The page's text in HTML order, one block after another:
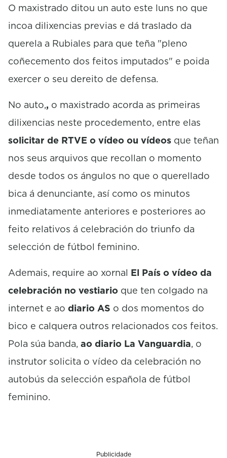
O maxistrado ditou un auto este luns no que
incoa dilixencias previas e dá traslado da
querela a Rubiales para que teña "pleno
coñecemento dos feitos imputados" e poida
exercer o seu dereito de defensa.
No auto,, o maxistrado acorda as primeiras
dilixencias neste procedemento, entre elas
solicitar de RTVE o vídeo ou vídeos que teñan
nos seus arquivos que recollan o momento
desde todos os ángulos no que o querellado
bica á denunciante, así como os minutos
inmediatamente anteriores e posteriores ao
feito relativos á celebración do triunfo da
selección de fútbol feminino.
Ademais, require ao xornal El País o vídeo da
celebración no vestiario que ten colgado na
internet e ao diario AS o dos momentos do
bico e calquera outros relacionados cos feitos.
Pola súa banda, ao diario La Vanguardia, o
instrutor solicita o vídeo da celebración no
autobús da selección española de fútbol
feminino.
Publicidade